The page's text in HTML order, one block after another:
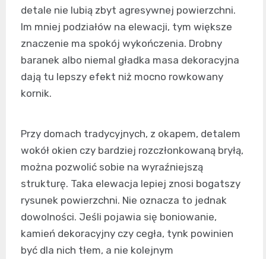
detale nie lubią zbyt agresywnej powierzchni.
Im mniej podziałów na elewacji, tym większe
znaczenie ma spokój wykończenia. Drobny
baranek albo niemal gładka masa dekoracyjna
dają tu lepszy efekt niż mocno rowkowany
kornik.
Przy domach tradycyjnych, z okapem, detalem
wokół okien czy bardziej rozczłonkowaną bryłą,
można pozwolić sobie na wyraźniejszą
strukturę. Taka elewacja lepiej znosi bogatszy
rysunek powierzchni. Nie oznacza to jednak
dowolności. Jeśli pojawia się boniowanie,
kamień dekoracyjny czy cegła, tynk powinien
być dla nich tłem, a nie kolejnym